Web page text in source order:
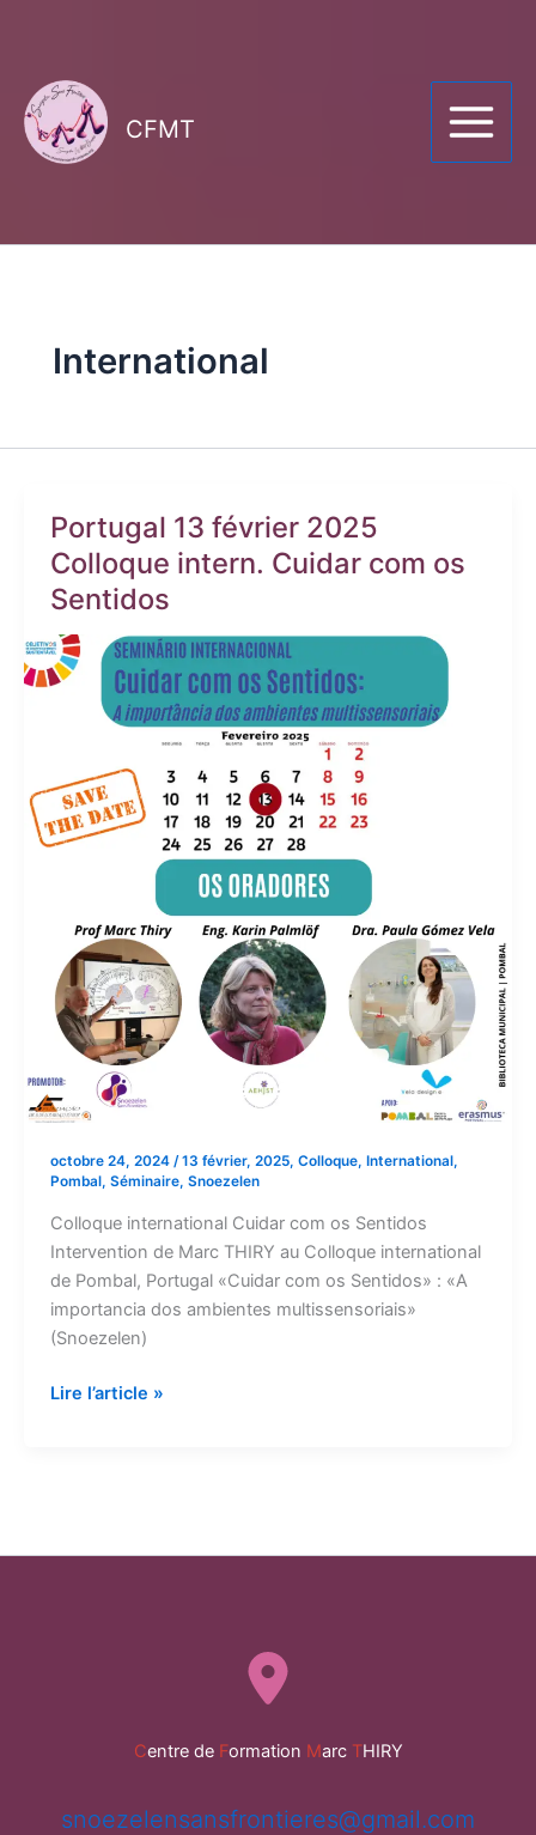
CFMT
International
Portugal 13 février 2025
Colloque intern. Cuidar com os
Sentidos
octobre 24, 2024 /13 février, 2025, Colloque, International,
Pombal, Séminaire, Snoezelen
Colloque international Cuidar com os Sentidos
Intervention de Marc THIRY au Colloque international
de Pombal, Portugal «Cuidar com os Sentidos» : «A
importancia dos ambientes multissensoriais»
(Snoezelen)
Portugal
Lire l’article »
Centre de Formation Marc THIRY
snoezelensansfrontieres@gmail.com